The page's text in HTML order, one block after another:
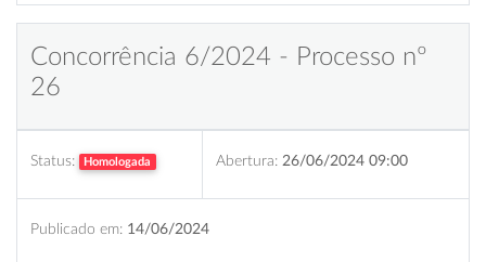
Concorrência 6/2024 - Processo nº
26
Status: Homologada Abertura: 26/06/2024 09:00
Publicado em: 14/06/2024